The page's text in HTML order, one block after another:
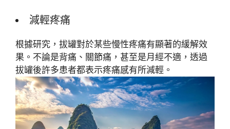
減輕疼痛
根據研究，拔罐對於某些慢性疼痛有顯著的緩解效
果。不論是背痛、關節痛，甚至是月經不適，透過
拔罐後許多患者都表示疼痛感有所減輕。